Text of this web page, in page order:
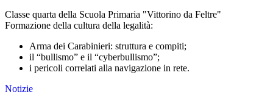
Classe quarta della Scuola Primaria "Vittorino da Feltre"
Formazione della cultura della legalità:
Arma dei Carabinieri: struttura e compiti;
il “bullismo” e il “cyberbullismo”;
i pericoli correlati alla navigazione in rete.
Notizie